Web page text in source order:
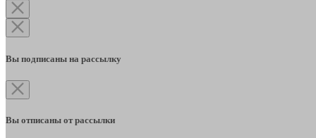
Вы подписаны на рассылку
Вы отписаны от рассылки